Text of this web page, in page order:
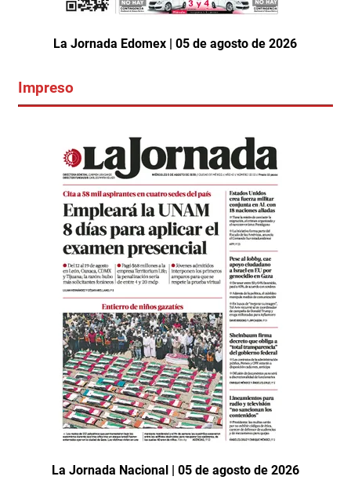
La Jornada Edomex | 05 de agosto de 2026
Impreso
La Jornada Nacional | 05 de agosto de 2026